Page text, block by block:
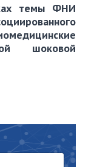
темы ФНИ
шоковой